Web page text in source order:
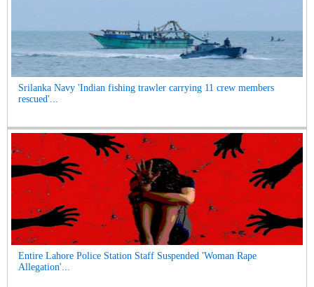
Srilanka Navy 'Indian fishing trawler carrying 11 crew members
rescued'...
Entire Lahore Police Station Staff Suspended 'Woman Rape
Allegation'...